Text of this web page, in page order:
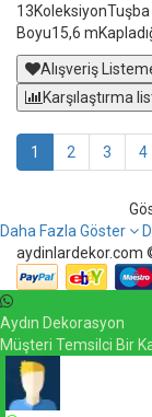
Boyu15,6
Alışveriş
Karşılaştırma
1 2 3 4
Daha Fazla Göster
aydinlardekor.com
Aydın Dekorasyon
Müşteri Temsilci Bir